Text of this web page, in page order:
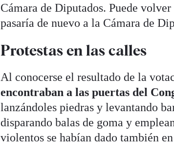
Cámara de Diputados. Puede
pasaría de nuevo a la Cámara de
Protestas en las calles
Al conocerse el resultado de la
encontraban a las puertas del
lanzándoles piedras y levantando
disparando balas de goma y
violentos se habían dado también